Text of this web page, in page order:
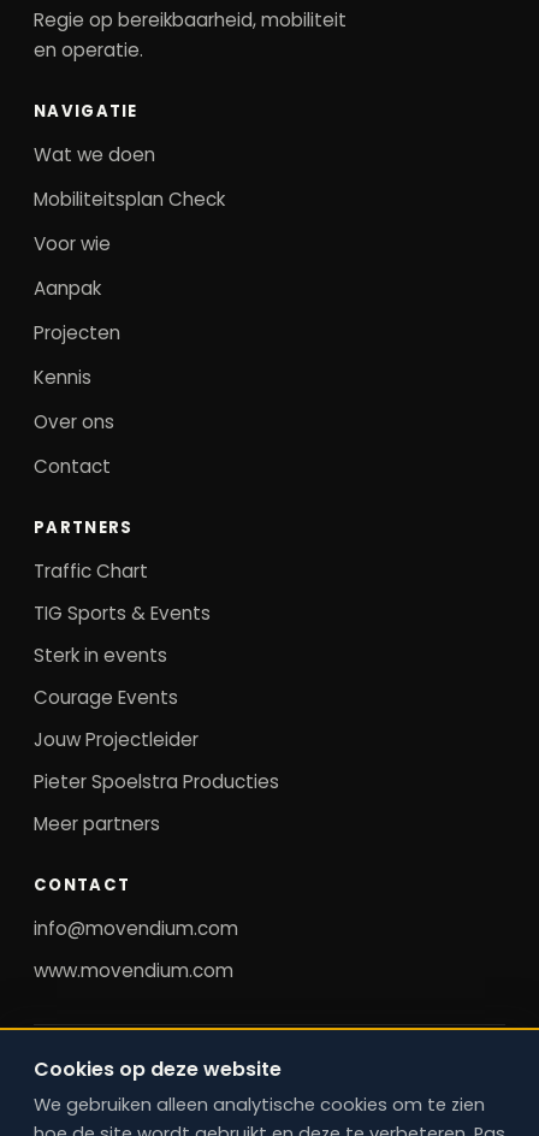
Regie op bereikbaarheid, mobiliteit
en operatie.
NAVIGATIE
Wat we doen
Mobiliteitsplan Check
Voor wie
Aanpak
Projecten
Kennis
Over ons
Contact
PARTNERS
Traffic Chart
TIG Sports & Events
Sterk in events
Courage Events
Jouw Projectleider
Pieter Spoelstra Producties
Meer partners
CONTACT
info@movendium.com
www.movendium.com
©2026MovendiuM. Alle rechten voorbehouden.
Cookievoorkeuren
Cookies op deze website
We gebruiken alleen analytische cookies om te zien